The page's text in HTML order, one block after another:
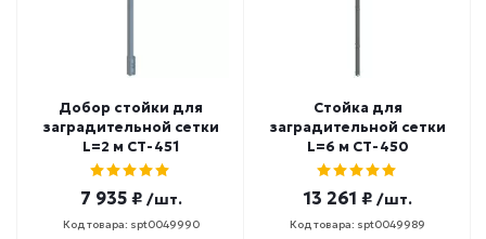
Добор стойки для
заградительной сетки
L=2 м СТ-451
7 935 ₽ /шт.
Код товара: spt0049990
Стойка для
заградительной сетки
L=6 м СТ-450
13 261 ₽ /шт.
Код товара: spt0049989